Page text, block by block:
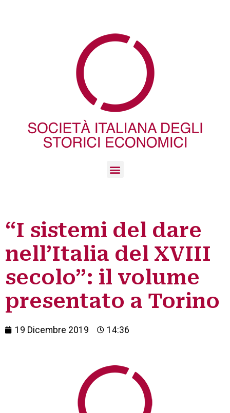
“I sistemi del dare
nell’Italia del XVIII
secolo”: il volume
presentato a Torino
19 Dicembre 2019 14:36